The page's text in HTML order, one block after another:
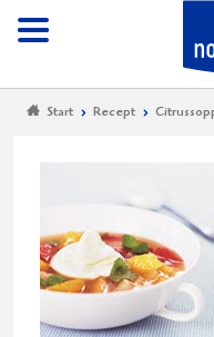
Meny
Start Recept